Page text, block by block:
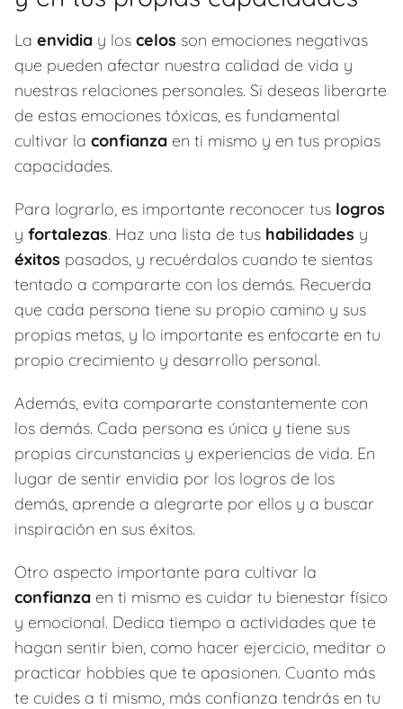
La envidia y los celos son emociones negativas
que pueden afectar nuestra calidad de vida y
nuestras relaciones personales. Si deseas liberarte
de estas emociones tóxicas, es fundamental
cultivar la confianza en ti mismo y en tus propias
capacidades.
Para lograrlo, es importante reconocer tus logros
y fortalezas. Haz una lista de tus habilidades y
éxitos pasados, y recuérdalos cuando te sientas
tentado a compararte con los demás. Recuerda
que cada persona tiene su propio camino y sus
propias metas, y lo importante es enfocarte en tu
propio crecimiento y desarrollo personal.
Además, evita compararte constantemente con
los demás. Cada persona es única y tiene sus
propias circunstancias y experiencias de vida. En
lugar de sentir envidia por los logros de los
demás, aprende a alegrarte por ellos y a buscar
inspiración en sus éxitos.
Otro aspecto importante para cultivar la
confianza en ti mismo es cuidar tu bienestar físico
y emocional. Dedica tiempo a actividades que te
hagan sentir bien, como hacer ejercicio, meditar o
practicar hobbies que te apasionen. Cuanto más
te cuides a ti mismo, más confianza tendrás en tu